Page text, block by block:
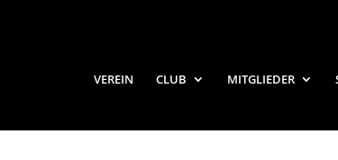
VEREIN CLUB MITGLIEDER